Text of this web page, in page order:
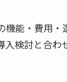
機能・費用
入検討と合わ